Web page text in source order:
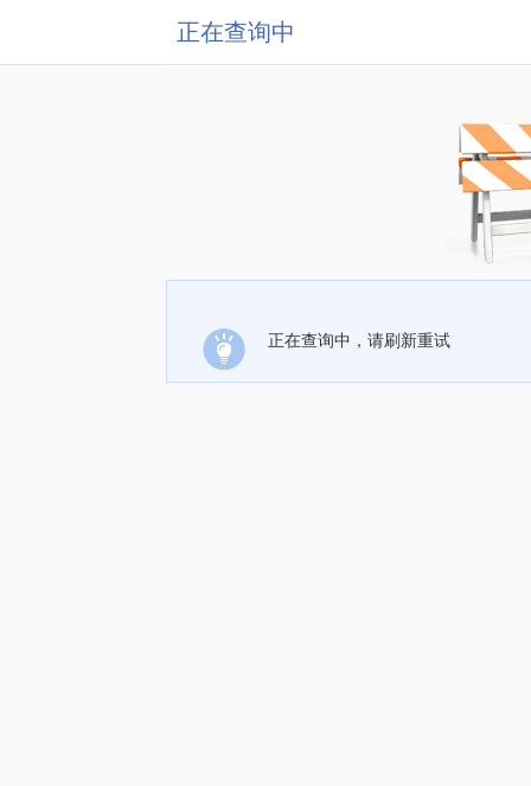
正在查询中
正在查询中，请刷新重试